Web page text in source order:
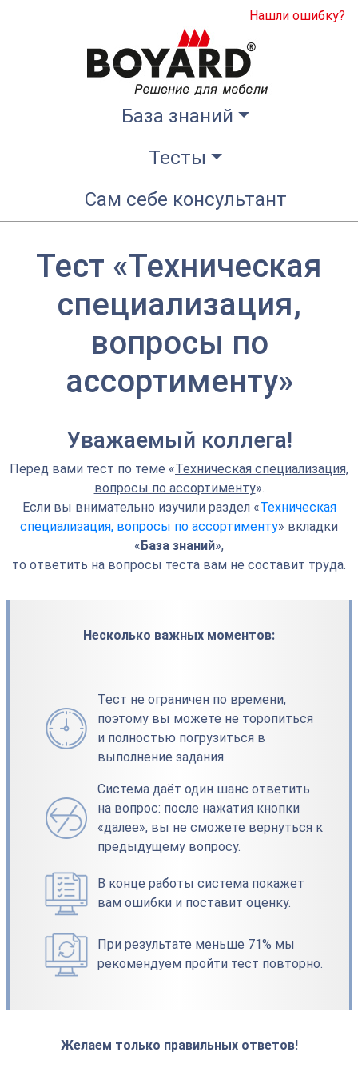
База знаний
Тесты
Сам себе консультант
Нашли ошибку?
Тест «Техническая
специализация,
вопросы по
ассортименту»
Уважаемый коллега!
Перед вами тест по теме «Техническая специализация,
вопросы по ассортименту».
Если вы внимательно изучили раздел «Техническая
специализация, вопросы по ассортименту» вкладки
«База знаний»,
то ответить на вопросы теста вам не составит труда.
Несколько важных моментов:
Тест не ограничен по времени,
поэтому вы можете не торопиться
и полностью погрузиться в
выполнение задания.
Система даёт один шанс ответить
на вопрос: после нажатия кнопки
«далее», вы не сможете вернуться к
предыдущему вопросу.
В конце работы система покажет
вам ошибки и поставит оценку.
При результате меньше 71% мы
рекомендуем пройти тест повторно.
Желаем только правильных ответов!